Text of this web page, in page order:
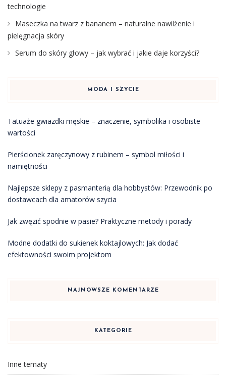
technologie
Maseczka na twarz z bananem – naturalne nawilżenie i
pielęgnacja skóry
Serum do skóry głowy – jak wybrać i jakie daje korzyści?
MODA I SZYCIE
Tatuaże gwiazdki męskie – znaczenie, symbolika i osobiste
wartości
Pierścionek zaręczynowy z rubinem – symbol miłości i
namiętności
Najlepsze sklepy z pasmanterią dla hobbystów: Przewodnik po
dostawcach dla amatorów szycia
Jak zwęzić spodnie w pasie? Praktyczne metody i porady
Modne dodatki do sukienek koktajlowych: Jak dodać
efektowności swoim projektom
NAJNOWSZE KOMENTARZE
KATEGORIE
Inne tematy